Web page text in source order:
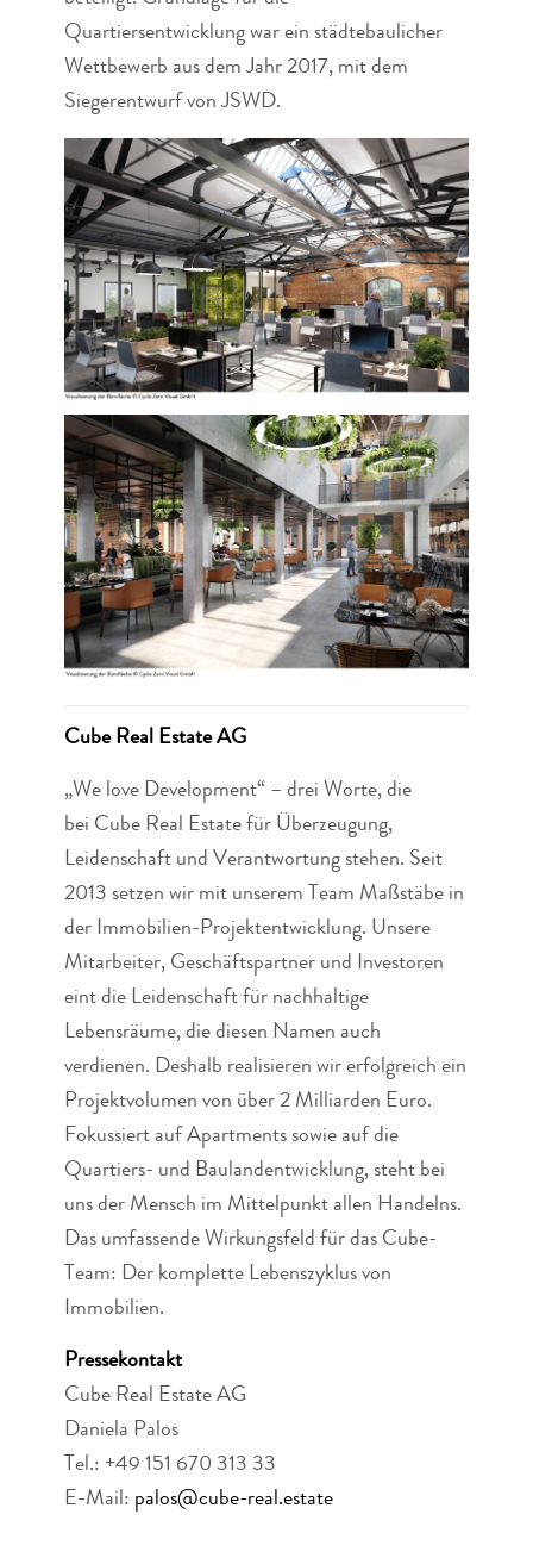
Quartiersentwicklung war ein städtebaulicher
Wettbewerb aus dem Jahr 2017, mit dem
Siegerentwurf von JSWD.
Cube Real Estate AG
„We love Development“ – drei Worte, die
bei Cube Real Estate für Überzeugung,
Leidenschaft und Verantwortung stehen. Seit
2013 setzen wir mit unserem Team Maßstäbe in
der Immobilien-Projektentwicklung. Unsere
Mitarbeiter, Geschäftspartner und Investoren
eint die Leidenschaft für nachhaltige
Lebensräume, die diesen Namen auch
verdienen. Deshalb realisieren wir erfolgreich ein
Projektvolumen von über 2 Milliarden Euro.
Fokussiert auf Apartments sowie auf die
Quartiers- und Baulandentwicklung, steht bei
uns der Mensch im Mittelpunkt allen Handelns.
Das umfassende Wirkungsfeld für das Cube-
Team: Der komplette Lebenszyklus von
Immobilien.
Pressekontakt
Cube Real Estate AG
Daniela Palos
Tel.: +49 151 670 313 33
E-Mail: palos@cube-real.estate